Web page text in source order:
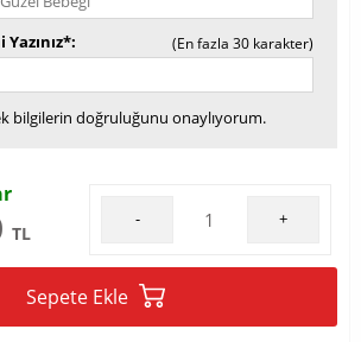
(En fazla 30 karakter)
bilgilerin doğruluğunu onaylıyorum.
TL
- +
Sepete Ekle